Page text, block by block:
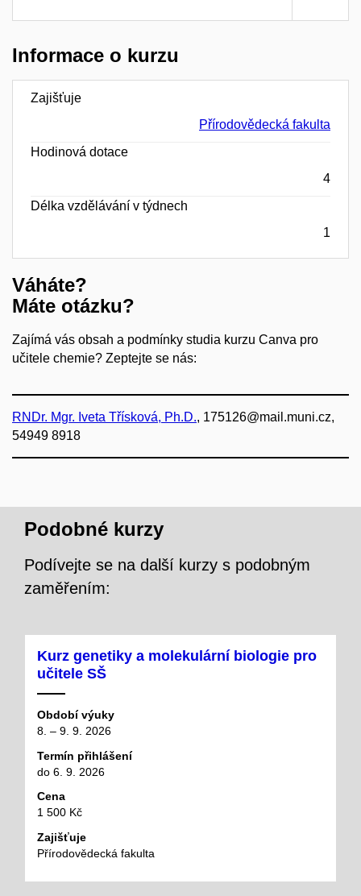
Informace o kurzu
Zajišťuje
Přírodovědecká fakulta
Hodinová dotace
4
Délka vzdělávání v týdnech
1
Váháte?
Máte otázku?
Zajímá vás obsah a podmínky studia kurzu Canva pro
učitele chemie? Zeptejte se nás:
RNDr. Mgr. Iveta Třísková, Ph.D., 175126@mail.muni.cz,
54949 8918
Podobné kurzy
Podívejte se na další kurzy s podobným
zaměřením:
Kurz genetiky a molekulární biologie pro
učitele SŠ
Období výuky
8. – 9. 9. 2026
Termín přihlášení
do 6. 9. 2026
Cena
1 500 Kč
Zajišťuje
Přírodovědecká fakulta